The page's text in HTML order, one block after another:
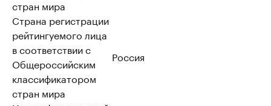
стран мира
Страна регистрации
рейтингуемого лица
в соответствии с
Общероссийским
классификатором
стран мира
Россия